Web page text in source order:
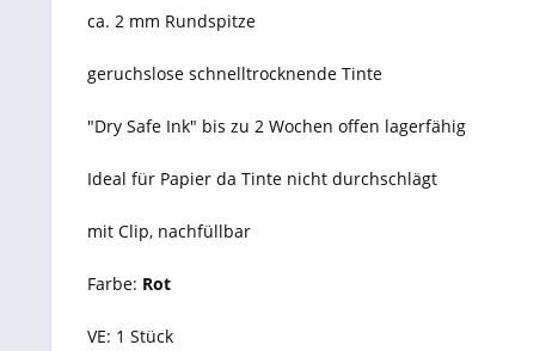
ca. 2 mm Rundspitze
geruchslose schnelltrocknende Tinte
"Dry Safe Ink" bis zu 2 Wochen offen lagerfähig
Ideal für Papier da Tinte nicht durchschlägt
mit Clip, nachfüllbar
Farbe: Rot
VE: 1 Stück